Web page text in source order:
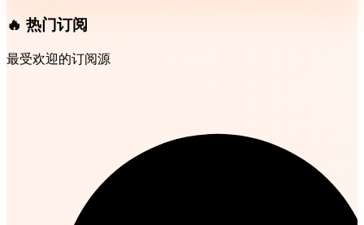
🔥 热门订阅
最受欢迎的订阅源